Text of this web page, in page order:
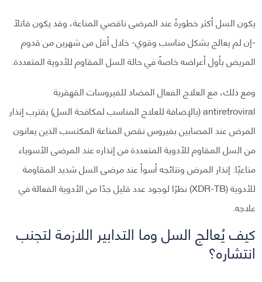
يكون السل أكثر خطورةً عند المرضى ناقصي المناعة، وقد يكون قاتلًا
-إن لم يعالج بشكل مناسب وقوي- خلال أقل من شهرين من قدوم
المريض بأول أعراضه خاصةً في حالة السل المقاوم للأدوية المتعددة.
ومع ذلك، مع العلاج الفعال المضاد للفيروسات القهقرية
antiretroviral (بالإضافة للعلاج المناسب لمكافحة السل) يقترب إنذار
المرض عند المصابين بفيروس نقص المناعة المكتسب الذين يعانون
من السل المقاوم للأدوية المتعددة من إنذاره عند المرضى الأسوياء
مناعيًا. إنذار المرض ونتائجه أسوأ عند مرضى السل شديد المقاومة
للأدوية (XDR-TB) نظرًا لوجود عدد قليل جدًا من الأدوية الفعالة في
علاجه.
كيف يُعالج السل وما التدابير اللازمة لتجنب
انتشاره؟